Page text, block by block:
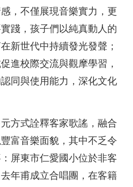
，不僅展現音樂實力，更
踐，孩子們以純真動人的
新世代中持續發光發聲；
進校際交流與觀摩學習，
同與使用能力，深化文化
方式詮釋客家歌謠，融合
富音樂面貌，其中不乏令
屏東市仁愛國小位於非客
年甫成立合唱團，在客籍